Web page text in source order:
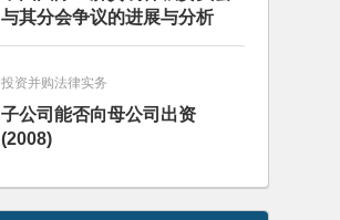
与其分会争议的进展与分析
投资并购法律实务
子公司能否向母公司出资
(2008)